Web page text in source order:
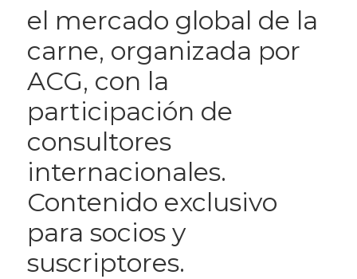
el mercado global de la
carne, organizada por
ACG, con la
participación de
consultores
internacionales.
Contenido exclusivo
para socios y
suscriptores.